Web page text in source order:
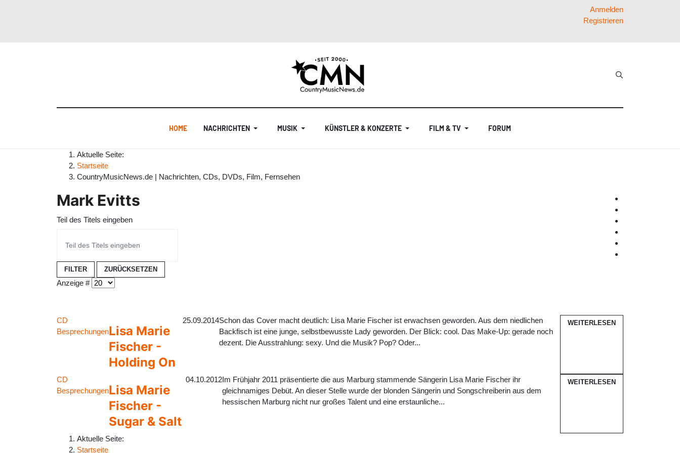
Anmelden
Registrieren
HOME NACHRICHTEN MUSIK KÜNSTLER & KONZERTE FILM & TV FORUM
Aktuelle Seite:
Startseite
CountryMusicNews.de | Nachrichten, CDs, DVDs, Film, Fernsehen
Mark Evitts
Teil des Titels eingeben
FILTER ZURÜCKSETZEN
Anzeige #
CD
BesprechungenLisa Marie
Fischer -
Holding On
25.09.2014Schon das Cover macht deutlich: Lisa Marie Fischer ist erwachsen geworden. Aus dem niedlichen
Backfisch ist eine junge, selbstbewusste Lady geworden. Der Blick: cool. Das Make-Up: gerade noch
dezent. Die Ausstrahlung: sexy. Und die Musik? Pop? Oder...
WEITERLESEN
CD
BesprechungenLisa Marie
Fischer -
Sugar & Salt
04.10.2012Im Frühjahr 2011 präsentierte die aus Marburg stammende Sängerin Lisa Marie Fischer ihr
gleichnamiges Debüt. An dieser Stelle wurde der blonden Sängerin und Songschreiberin aus dem
hessischen Marburg nicht nur großes Talent und eine erstaunliche...
WEITERLESEN
Aktuelle Seite:
Startseite